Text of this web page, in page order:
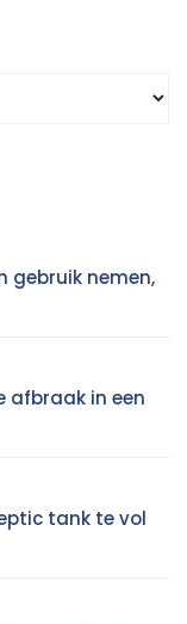
gebruik nemen,
afbraak in een
tank te vol